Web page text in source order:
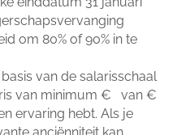
om 80% of 90% in te
van de salarisschaal
van minimum € van €
ervaring hebt. Als je